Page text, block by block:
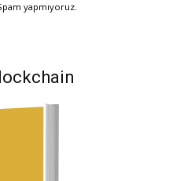
yapmıyoruz.